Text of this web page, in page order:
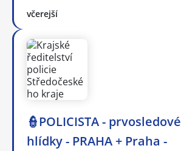
včerejší
👮POLICISTA - prvosledové
hlídky - PRAHA + Praha -